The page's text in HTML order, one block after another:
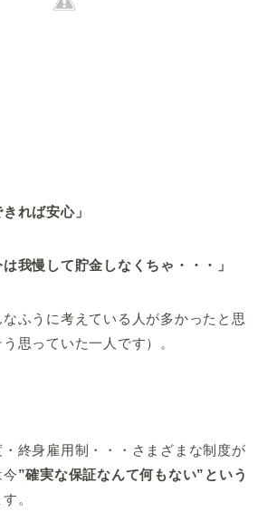
れば安心」
は我慢して貯金しなくちゃ・・・」
ふうに考えている人が多かったと思
思っていた一人です）。
終身雇用制・・・さまざまな制度が
”確実な保証なんて何もない”という
。